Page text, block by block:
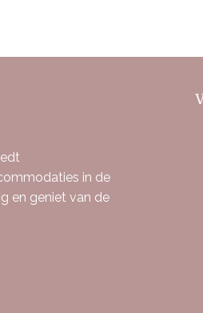
in de
en geniet van de